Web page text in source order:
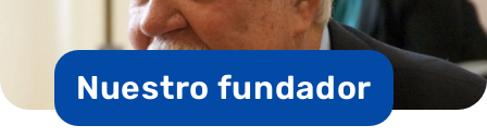
Nuestro fundador